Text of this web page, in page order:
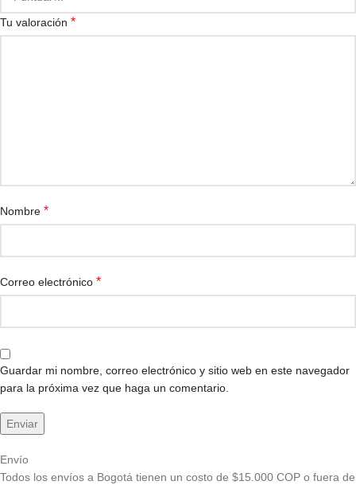
Tu valoración *
Nombre *
Correo electrónico *
Guardar mi nombre, correo electrónico y sitio web en este navegador
para la próxima vez que haga un comentario.
Envío
Todos los envíos a Bogotá tienen un costo de $15.000 COP o fuera de